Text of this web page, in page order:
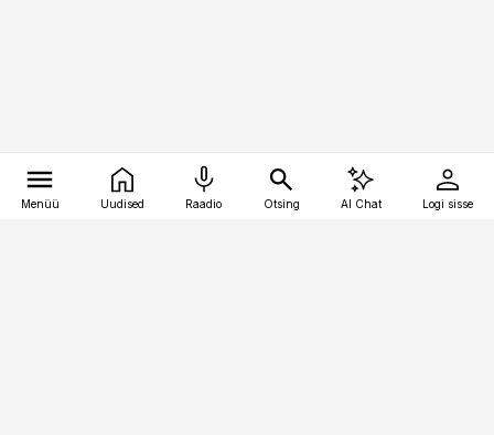
Menüü Uudised Raadio Otsing AI Chat Logi sisse